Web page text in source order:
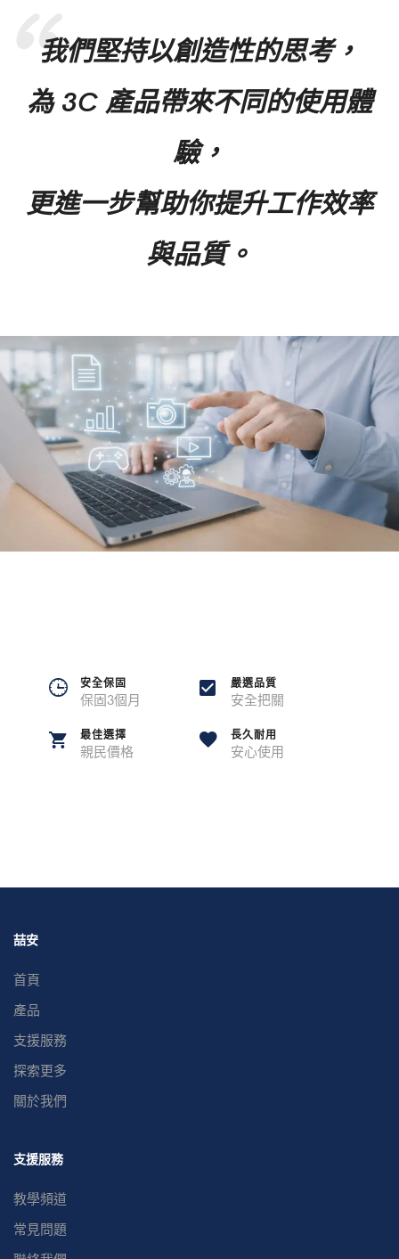
我們堅持以創造性的思考，
為 3C 產品帶來不同的使用體
驗，
更進一步幫助你提升工作效率
與品質。
安全保固
保固3個月
嚴選品質
安全把關
最佳選擇
親民價格
長久耐用
安心使用
喆安
首頁
產品
支援服務
探索更多
關於我們
支援服務
教學頻道
常見問題